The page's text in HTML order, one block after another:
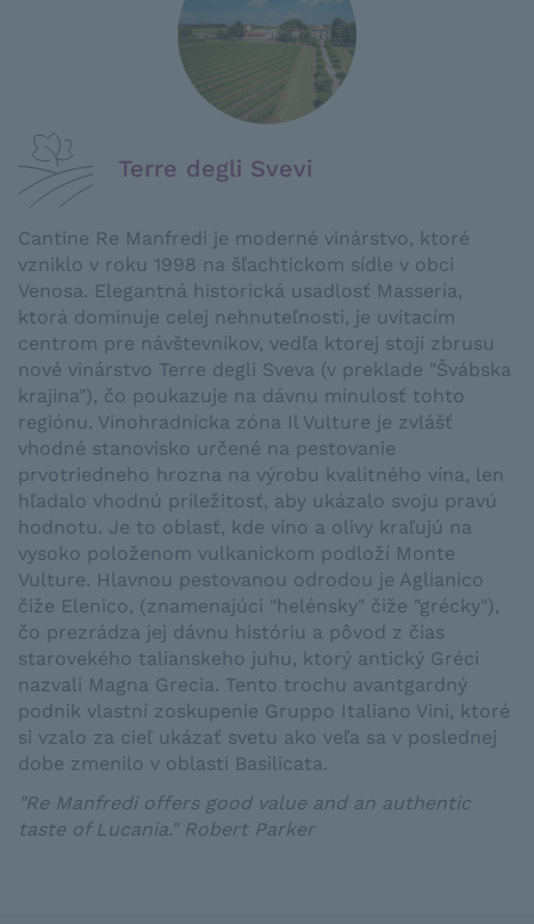
Terre degli Svevi
Cantine Re Manfredi je moderné vinárstvo, ktoré
vzniklo v roku 1998 na šľachtickom sídle v obci
Venosa. Elegantná historická usadlosť Masseria,
ktorá dominuje celej nehnuteľnosti, je uvítacím
centrom pre návštevníkov, vedľa ktorej stojí zbrusu
nové vinárstvo Terre degli Sveva (v preklade "Švábska
krajina"), čo poukazuje na dávnu minulosť tohto
regiónu. Vinohradnícka zóna Il Vulture je zvlášť
vhodné stanovisko určené na pestovanie
prvotriedneho hrozna na výrobu kvalitného vína, len
hľadalo vhodnú príležitosť, aby ukázalo svoju pravú
hodnotu. Je to oblasť, kde víno a olivy kraľujú na
vysoko položenom vulkanickom podloží Monte
Vulture. Hlavnou pestovanou odrodou je Aglianico
čiže Elenico, (znamenajúci "helénsky" čiže "grécky"),
čo prezrádza jej dávnu históriu a pôvod z čias
starovekého talianskeho juhu, ktorý antický Gréci
nazvali Magna Grecia. Tento trochu avantgardný
podnik vlastní zoskupenie Gruppo Italiano Vini, ktoré
si vzalo za cieľ ukázať svetu ako veľa sa v poslednej
dobe zmenilo v oblasti Basilicata.
"Re Manfredi offers good value and an authentic
taste of Lucania." Robert Parker